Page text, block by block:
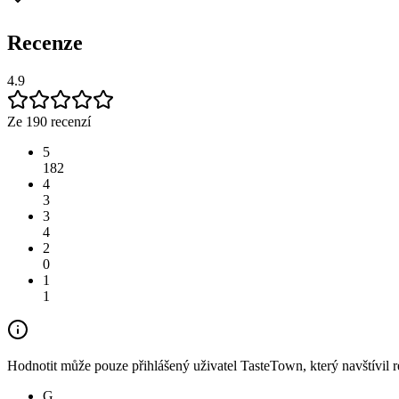
Recenze
4.9
Ze 190 recenzí
5
182
4
3
3
4
2
0
1
1
Hodnotit může pouze přihlášený uživatel TasteTown, který navštívil
G